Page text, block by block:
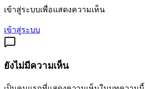
เข้าสู่ระบบเพื่อแสดงความเห็น
เข้าสู่ระบบ
ยังไม่มีความเห็น